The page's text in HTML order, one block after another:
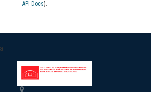
API Docs).
a